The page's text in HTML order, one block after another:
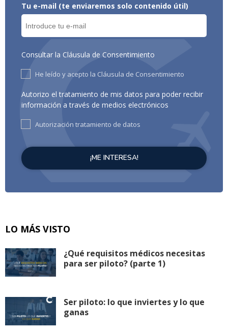
Tu e-mail (te enviaremos solo contenido útil)
Consultar la Cláusula de Consentimiento
He leído y acepto la Cláusula de Consentimiento
Autorizo el tratamiento de mis datos para poder recibir
información a través de medios electrónicos
Autorización tratamiento de datos
LO MÁS VISTO
¿Qué requisitos médicos necesitas
para ser piloto? (parte 1)
Ser piloto: lo que inviertes y lo que
ganas